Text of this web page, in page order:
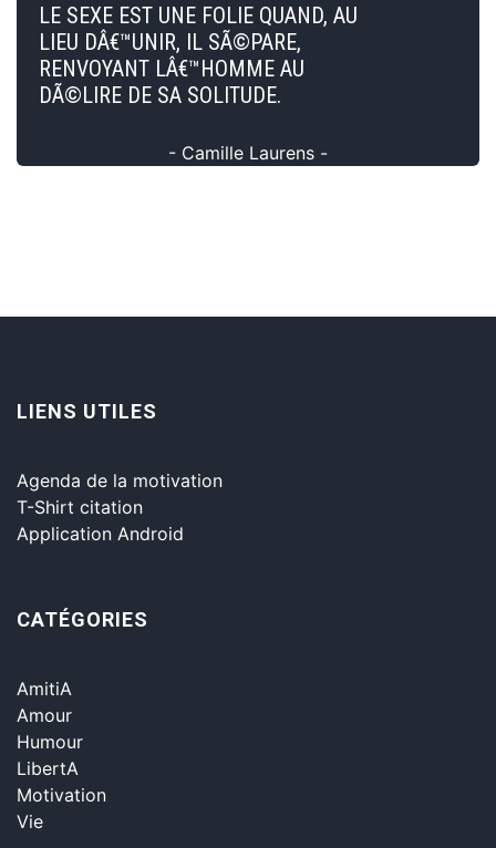
LE SEXE EST UNE FOLIE QUAND, AU
LIEU DÂ€™UNIR, IL SÃ©PARE,
RENVOYANT LÂ€™HOMME AU
DÃ©LIRE DE SA SOLITUDE.
- Camille Laurens -
LIENS UTILES
Agenda de la motivation
T-Shirt citation
Application Android
CATÉGORIES
AmitiA
Amour
Humour
LibertA
Motivation
Vie